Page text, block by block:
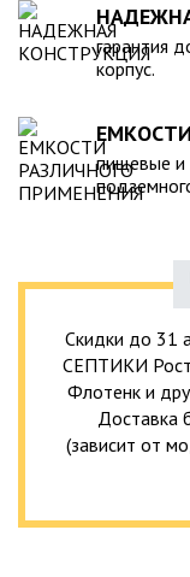
гарантия
корпус.
пищевые и
Скидки до 31
СЕПТИКИ
Флотенк и
Доставка
(зависит от